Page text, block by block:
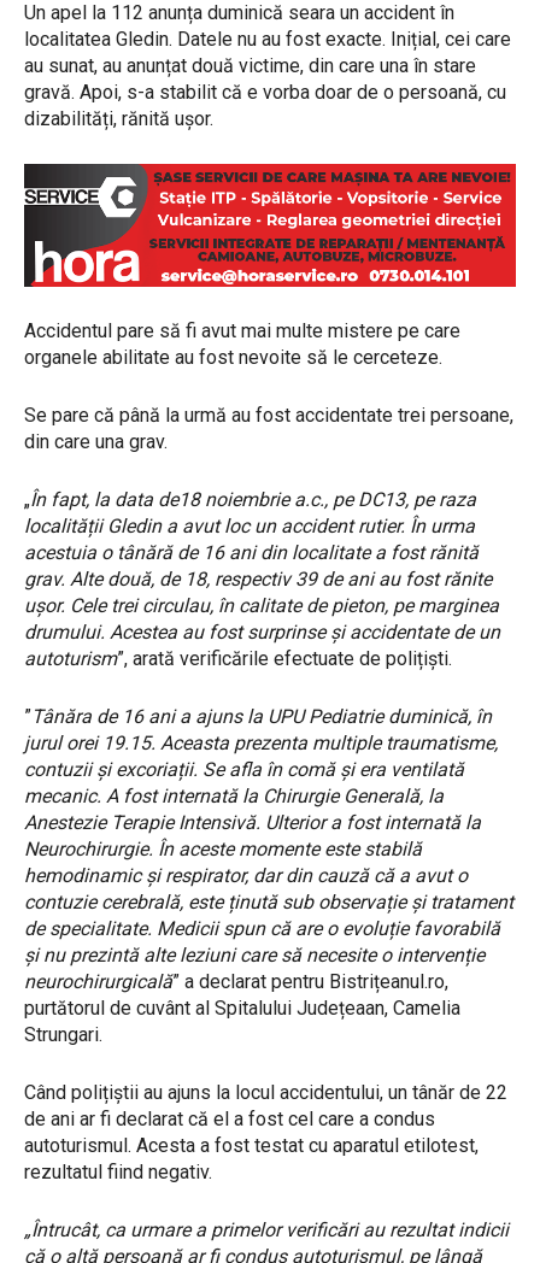
Un apel la 112 anunța duminică seara un accident în
localitatea Gledin. Datele nu au fost exacte. Inițial, cei care
au sunat, au anunțat două victime, din care una în stare
gravă. Apoi, s-a stabilit că e vorba doar de o persoană, cu
dizabilități, rănită ușor.
Accidentul pare să fi avut mai multe mistere pe care
organele abilitate au fost nevoite să le cerceteze.
Se pare că până la urmă au fost accidentate trei persoane,
din care una grav.
„În fapt, la data de18 noiembrie a.c., pe DC13, pe raza
localității Gledin a avut loc un accident rutier. În urma
acestuia o tânără de 16 ani din localitate a fost rănită
grav. Alte două, de 18, respectiv 39 de ani au fost rănite
ușor. Cele trei circulau, în calitate de pieton, pe marginea
drumului. Acestea au fost surprinse și accidentate de un
autoturism”, arată verificările efectuate de polițiști.
”Tânăra de 16 ani a ajuns la UPU Pediatrie duminică, în
jurul orei 19.15. Aceasta prezenta multiple traumatisme,
contuzii și excoriații. Se afla în comă și era ventilată
mecanic. A fost internată la Chirurgie Generală, la
Anestezie Terapie Intensivă. Ulterior a fost internată la
Neurochirurgie. În aceste momente este stabilă
hemodinamic și respirator, dar din cauză că a avut o
contuzie cerebrală, este ținută sub observație și tratament
de specialitate. Medicii spun că are o evoluție favorabilă
și nu prezintă alte leziuni care să necesite o intervenție
neurochirurgicală” a declarat pentru Bistrițeanul.ro,
purtătorul de cuvânt al Spitalului Județeaan, Camelia
Strungari.
Când polițiștii au ajuns la locul accidentului, un tânăr de 22
de ani ar fi declarat că el a fost cel care a condus
autoturismul. Acesta a fost testat cu aparatul etilotest,
rezultatul fiind negativ.
„Întrucât, ca urmare a primelor verificări au rezultat indicii
că o altă persoană ar fi condus autoturismul, pe lângă